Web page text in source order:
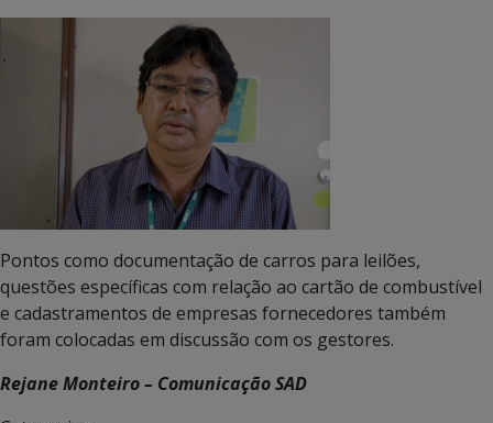
Pontos como documentação de carros para leilões,
questões específicas com relação ao cartão de combustível
e cadastramentos de empresas fornecedores também
foram colocadas em discussão com os gestores.
Rejane Monteiro – Comunicação SAD